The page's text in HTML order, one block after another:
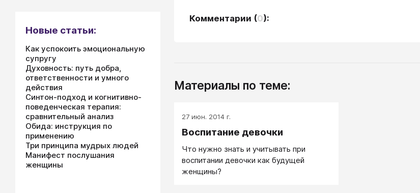
Комментарии (0):
Материалы по теме:
27 июн. 2014 г.
Воспитание девочки
Что нужно знать и учитывать при
воспитании девочки как будущей
женщины?
Новые статьи:
Как успокоить эмоциональную
супругу
Духовность: путь добра,
ответственности и умного
действия
Синтон-подход и когнитивно-
поведенческая терапия:
сравнительный анализ
Обида: инструкция по
применению
Три принципа мудрых людей
Манифест послушания
женщины